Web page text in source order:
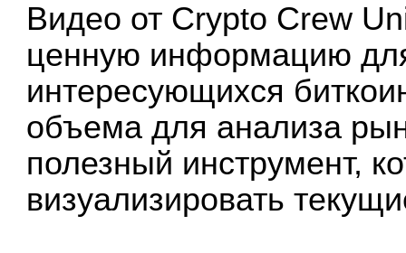
Видео от Crypto Crew
ценную информацию
интересующихся
объема для анализа
полезный инструмент,
визуализировать